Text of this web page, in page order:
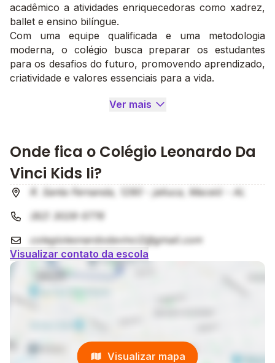
acadêmico a atividades enriquecedoras como xadrez,
ballet e ensino bilíngue.
Com uma equipe qualificada e uma metodologia
moderna, o colégio busca preparar os estudantes
para os desafios do futuro, promovendo aprendizado,
criatividade e valores essenciais para a vida.
Ver mais
Onde fica o Colégio Leonardo Da
Vinci Kids Ii?
R. Santa Fernanda, 1280 - jatiuca, Maceió - AL
(82) 3026-5776
colegioleonardodavinci2@gmail.com
Visualizar contato da escola
Visualizar mapa